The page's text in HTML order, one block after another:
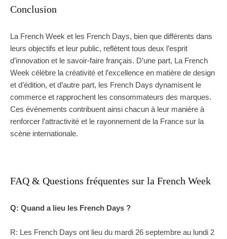
Conclusion
La French Week et les French Days, bien que différents dans
leurs objectifs et leur public, reflètent tous deux l’esprit
d’innovation et le savoir-faire français. D’une part, La French
Week célèbre la créativité et l’excellence en matière de design
et d’édition, et d’autre part, les French Days dynamisent le
commerce et rapprochent les consommateurs des marques.
Ces événements contribuent ainsi chacun à leur manière à
renforcer l’attractivité et le rayonnement de la France sur la
scène internationale.
FAQ & Questions fréquentes sur la French Week
Q: Quand a lieu les French Days ?
R: Les French Days ont lieu du mardi 26 septembre au lundi 2